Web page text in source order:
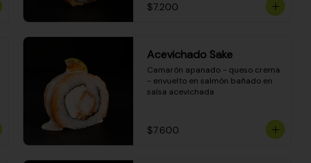
$7.200
Acevichado Sake
Camarón apanado - queso crema
- envuelto en salmón bañado en
salsa acevichada
$7.600